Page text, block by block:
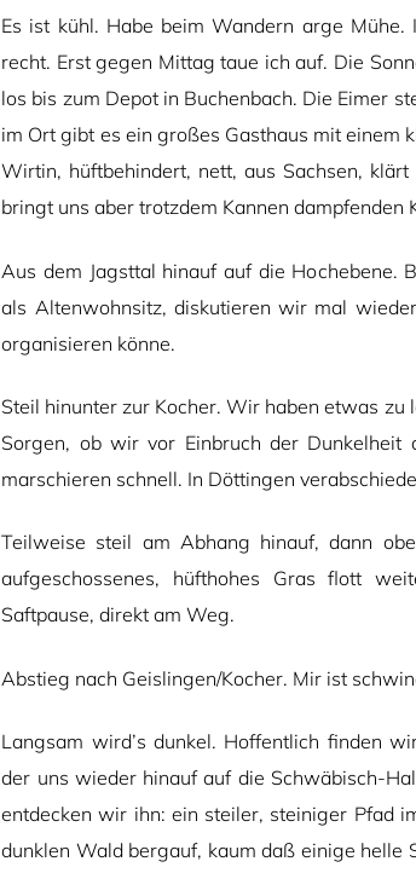
Es ist kühl. Habe beim Wandern arge
recht. Erst gegen Mittag taue ich auf. Die
los bis zum Depot in Buchenbach. Die Eimer
im Ort gibt es ein großes Gasthaus mit einem
Wirtin, hüftbehindert, nett, aus Sachsen,
bringt uns aber trotzdem Kannen
Aus dem Jagsttal hinauf auf die Hochebene.
als Altenwohnsitz, diskutieren wir mal
organisieren könne.
Steil hinunter zur Kocher. Wir haben etwas
Sorgen, ob wir vor Einbruch der
marschieren schnell. In Döttingen
Teilweise steil am Abhang hinauf, dann
aufgeschossenes, hüfthohes Gras flott
Saftpause, direkt am Weg.
Abstieg nach Geislingen/Kocher. Mir ist
Langsam wird’s dunkel. Hoffentlich finden
der uns wieder hinauf auf die Schwäbisch-
entdecken wir ihn: ein steiler, steiniger Pfad
dunklen Wald bergauf, kaum daß einige helle